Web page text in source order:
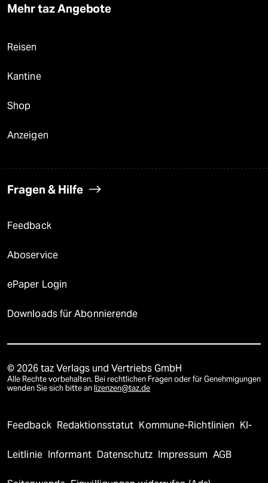
Mehr taz Angebote
Reisen
Kantine
Shop
Anzeigen
Fragen & Hilfe
Feedback
Aboservice
ePaper Login
Downloads für Abonnierende
© 2026 taz Verlags und Vertriebs GmbH
Alle Rechte vorbehalten. Bei rechtlichen Fragen oder für Genehmigungen
wenden Sie sich bitte an lizenzen@taz.de
Feedback Redaktionsstatut Kommune-Richtlinien KI-
Leitlinie Informant Datenschutz Impressum AGB